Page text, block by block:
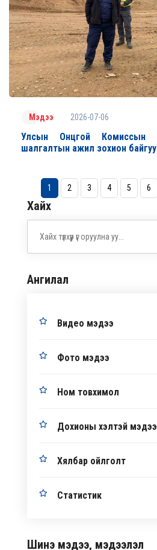
Мэдээ 2026-07-06
Улсын Онцгой Комиссын
шалгалтын ажил зохион
1 2 3 4 5 6
Хайх
Ангилал
Видео мэдээ
Фото мэдээ
Ном товхимол
Дохионы хэлтэй мэдээ
Хялбар ойлголт
Статистик
Шинэ мэдээ, мэдээлэл